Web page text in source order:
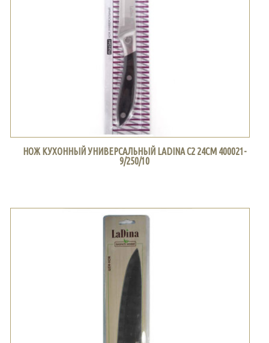
НОЖ КУХОННЫЙ УНИВЕРСАЛЬНЫЙ LADINA С2 24СМ 400021-
9/250/10